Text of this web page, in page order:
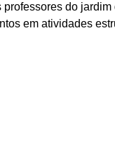
do
em atividades